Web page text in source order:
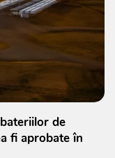
de
fi aprobate în